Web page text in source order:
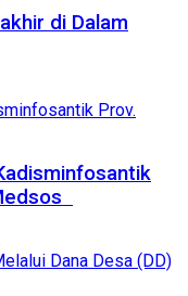
di Dalam